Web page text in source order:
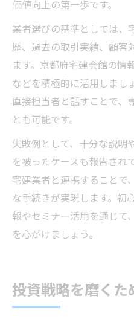
価値向上の第一歩です。
業者選びの基準としては、
歴、過去の取引実績、顧客
ます。京都府宅建会館の情
などを積極的に活用しまし
直接担当者と話すことで、
とも可能です。
失敗例として、十分な説明
を被ったケースも報告され
宅建業者と連携することで
な手続きが実現します。初
報やセミナー活用を通じて
を心がけましょう。
投資戦略を磨く